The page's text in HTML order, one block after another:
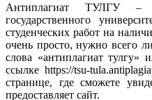
Антиплагиат ТУЛГУ –
государственного
студенческих работ на
очень просто, нужно всего
слова «антиплагиат
ссылке https://tsu-
странице, где сможете
предоставляет сайт.